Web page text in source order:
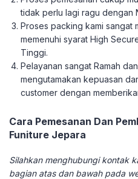
tidak perlu lagi ragu dengan
Proses packing kami sangat
memenuhi syarat High
Tinggi.
Pelayanan sangat Ramah
mengutamakan kepuasan
customer dengan
Cara Pemesanan Dan
Funiture Jepara
Silahkan menghubungi kontak
bagian atas dan bawah pada